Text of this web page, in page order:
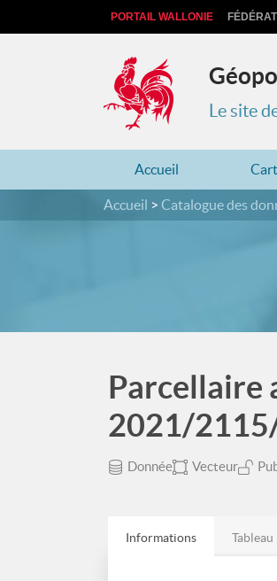
PORTAIL WALLONIE
Le site
Accueil
Accueil Catalogue des
Parcellaire
2021/
Donnée Vecteur
Informations Tableau